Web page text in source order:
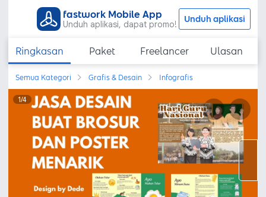
fastwork Mobile App
Unduh aplikasi, dapat promo! Unduh aplikasi
Ringkasan Paket Freelancer Ulasan
Semua Kategori Grafis & Desain Infografis
1/4